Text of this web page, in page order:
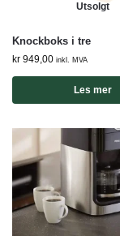
Utsolgt
Knockboks i tre
kr 949,00 inkl. MVA
Les mer